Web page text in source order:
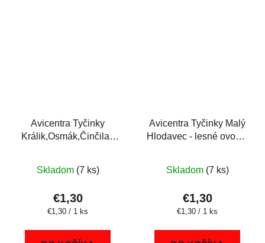
Avicentra Tyčinky
Králik,Osmák,Činčila -
Skladom (7 ks)
€1,30
Jednotková
€1,30 / 1 ks
Avicentra Tyčinky Malý
Hlodavec - lesné ovocie
Skladom (7 ks)
€1,30
Jednotková
€1,30 / 1 ks